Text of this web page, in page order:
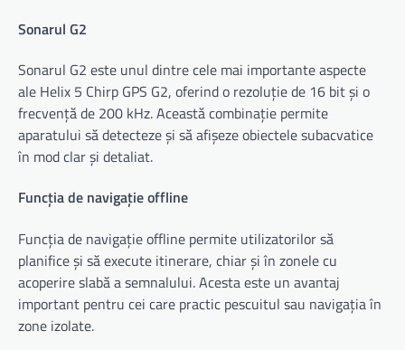
Sonarul G2
Sonarul G2 este unul dintre cele mai importante aspecte
ale Helix 5 Chirp GPS G2, oferind o rezoluție de 16 bit și o
frecvență de 200 kHz. Această combinație permite
aparatului să detecteze și să afișeze obiectele subacvatice
în mod clar și detaliat.
Funcția de navigație offline
Funcția de navigație offline permite utilizatorilor să
planifice și să execute itinerare, chiar și în zonele cu
acoperire slabă a semnalului. Acesta este un avantaj
important pentru cei care practic pescuitul sau navigația în
zone izolate.